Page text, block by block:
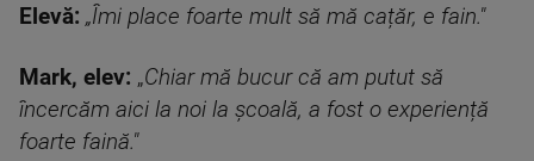
Elevă: „Îmi place foarte mult să mă cațăr, e fain."
Mark, elev: „Chiar mă bucur că am putut să
încercăm aici la noi la școală, a fost o experiență
foarte faină."